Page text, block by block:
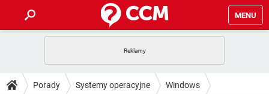
MENU
GRY WHATSAPP
PORADY
Porady Systemy operacyjne Windows